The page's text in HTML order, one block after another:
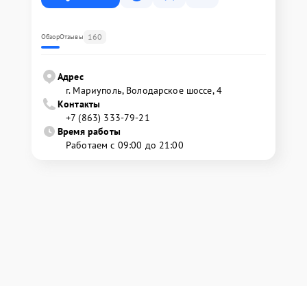
ОбзорОтзывы 160
Адрес
г. Мариуполь, Володарское шоссе, 4
Контакты
+7 (863) 333-79-21
Время работы
Работаем с 09:00 до 21:00